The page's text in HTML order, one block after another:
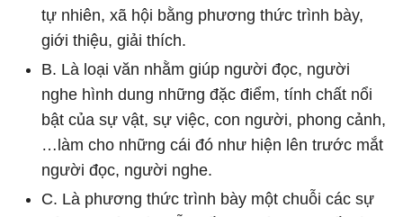
tự nhiên, xã hội bằng phương thức trình bày,
giới thiệu, giải thích.
B. Là loại văn nhằm giúp người đọc, người
nghe hình dung những đặc điểm, tính chất nổi
bật của sự vật, sự việc, con người, phong cảnh,
…làm cho những cái đó như hiện lên trước mắt
người đọc, người nghe.
C. Là phương thức trình bày một chuỗi các sự